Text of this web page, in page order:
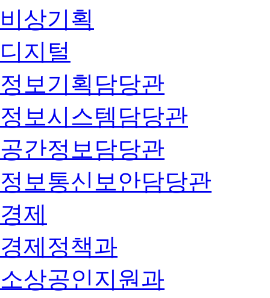
비상기획
디지털
정보기획담당관
정보시스템담당관
공간정보담당관
정보통신보안담당관
경제
경제정책과
소상공인지원과